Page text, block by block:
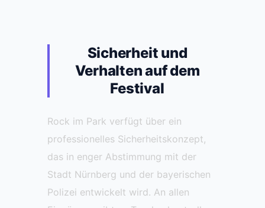
Sicherheit und
Verhalten auf dem
Festival
Rock im Park verfügt über ein
professionelles Sicherheitskonzept,
das in enger Abstimmung mit der
Stadt Nürnberg und der bayerischen
Polizei entwickelt wird. An allen